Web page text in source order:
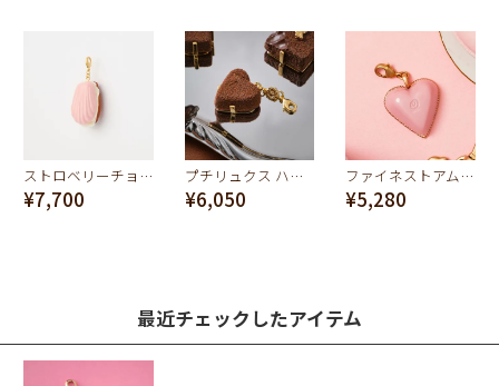
ストロベリーチョコレートマドレーヌ チャーム
¥7,700
プチリュクス ハートショコラ チャーム
¥6,050
ファイネストアムールショコラ チャーム（ピンク）
¥5,280
最近チェックしたアイテム